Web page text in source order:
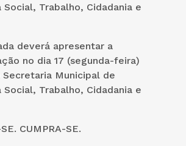
Social, Trabalho, Cidadania e
deverá apresentar a
no dia 17 (segunda-feira)
Secretaria Municipal de
Social, Trabalho, Cidadania e
CUMPRA-SE.